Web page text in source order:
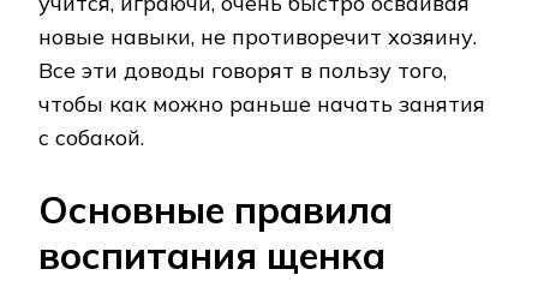
новые навыки, не противоречит хозяину.
Все эти доводы говорят в пользу того,
чтобы как можно раньше начать занятия
с собакой.
Основные правила
воспитания щенка